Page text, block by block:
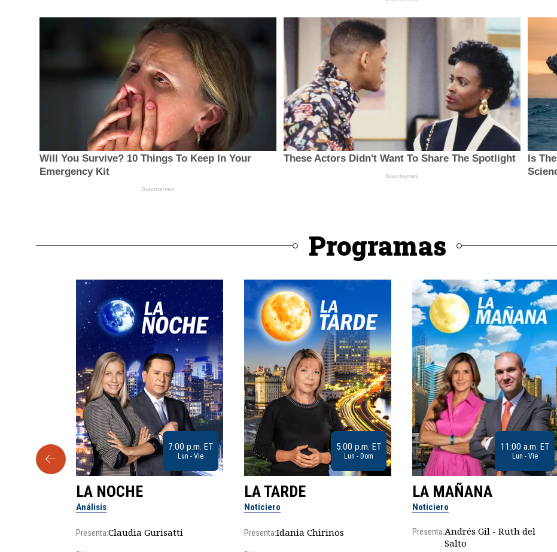
Programas
9:30 a.m. ET 7:00 p.m. ET
Lun - Vie
LA NOCHE
Análisis
Presenta:Claudia Gurisatti
5:00 p.m. ET
Lun - Dom
LA TARDE
Noticiero
Presenta:Idania Chirinos
11:00 a.m. ET
Lun - Vie
LA MAÑANA
Noticiero
Presenta:Andrés Gil - Ruth del
Salto